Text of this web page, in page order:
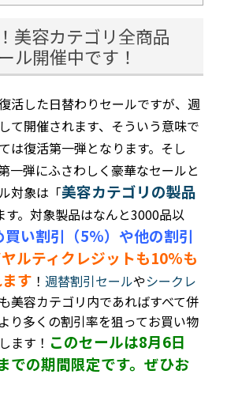
美容カテゴリ全商品
ル開催中です！
活した日替わりセールですが、週
て開催されます、そういう意味で
は復活第一弾となります。そし
一弾にふさわしく豪華なセールと
対象は「美容カテゴリの製品
す。対象製品はなんと3000品以
買い割引（5%）や他の割引
ルティクレジットも10%も
す ！ 週替割引セールやシークレ
美容カテゴリ内であればすべて併
り多くの割引率を狙ってお買い物
ます！ このセールは8月6日
での期間限定です。ぜひお